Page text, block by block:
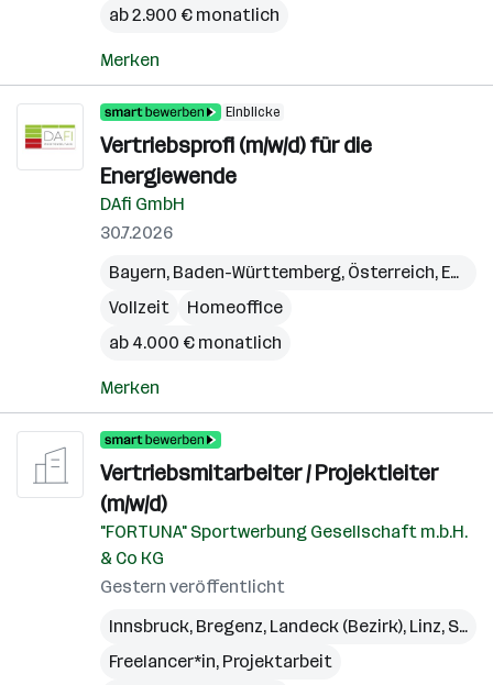
ab 2.900 € monatlich
Merken
Einblicke
Vertriebsprofi (m/w/d) für die
Energiewende
DAfi GmbH
30.7.2026
Bayern, Baden-Württemberg, Österreich, Eben im Pongau
Vollzeit
Homeoffice
ab 4.000 € monatlich
Merken
Vertriebsmitarbeiter / Projektleiter
(m/w/d)
"FORTUNA" Sportwerbung Gesellschaft m.b.H.
& Co KG
Gestern veröffentlicht
Innsbruck, Bregenz, Landeck (Bezirk), Linz, St. Pölten
Freelancer*in, Projektarbeit